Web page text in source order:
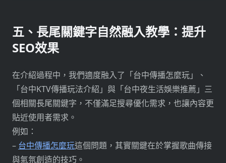
五、長尾關鍵字自然融入教學：提升
SEO效果
在介紹過程中，我們適度融入了「台中傳播怎麼玩」、
「台中KTV傳播玩法介紹」與「台中夜生活娛樂推薦」三
個相關長尾關鍵字，不僅滿足搜尋優化需求，也讓內容更
貼近使用者需求。
例如：
– 台中傳播怎麼玩這個問題，其實關鍵在於掌握歌曲傳接
與氣氛創造的技巧。